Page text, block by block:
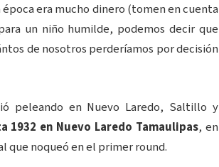
época era mucho dinero (tomen en cuenta
un niño humilde, podemos decir que
de nosotros perderíamos por decisión
peleando en Nuevo Laredo, Saltillo y
en Nuevo Laredo Tamaulipas, en
que noqueó en el primer round.